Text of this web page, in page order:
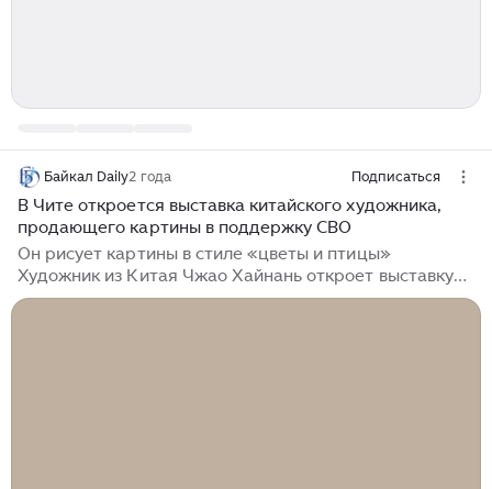
Байкал Daily2 года Подписаться
В Чите откроется выставка китайского художника,
продающего картины в поддержку СВО
Он рисует картины в стиле «цветы и птицы»
Художник из Китая Чжао Хайнань откроет выставку
своих работ 17 августа в Забайкальском